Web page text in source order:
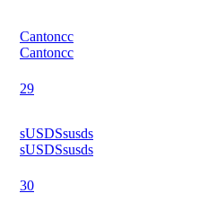
Cantoncc
Cantoncc
29
sUSDSsusds
sUSDSsusds
30